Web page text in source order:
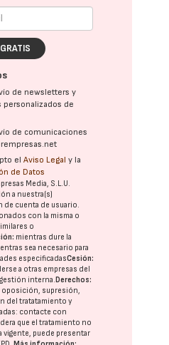
de newsletters y
personalizados de
de comunicaciones
elAviso Legal y la
de Datos
Media, S.L.U.
a nuestra(s)
cuenta de usuario.
con la misma o
o
mientras dure la
sea necesario para
especificadasCesión:
a otras empresas del
interna.Derechos:
supresión,
del tratatamiento y
contacte con
que el tratamiento no
vigente, puede presentar